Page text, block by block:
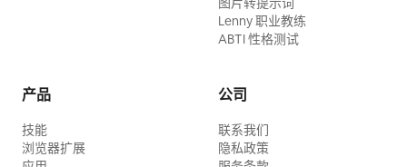
Lenny 职业教练
ABTI 性格测试
产品
技能
浏览器扩展
公司
联系我们
隐私政策